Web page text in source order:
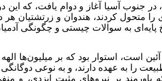
در جنوب آسیا آغاز و دوام یافت، که این
را متحول کردند، هندوان و زرتشتیان هر
پایه‌ای به سوالات چیستی و چگونگی
است، استوار بود که بر میلیون‌ها
را به عهده دارند، و به نوعی
بر نیروهای مثبت ایزدی، و